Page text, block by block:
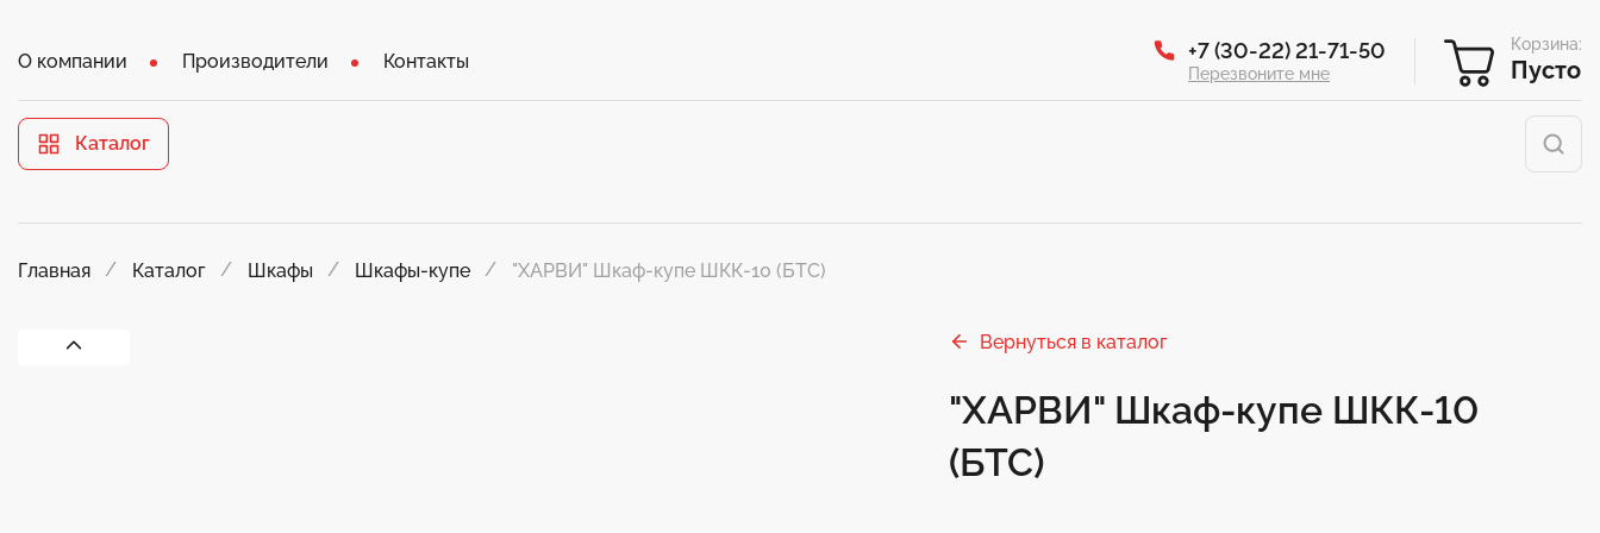
О компании Производители Контакты +7 (30-22) 21-71-50
Перезвоните мне
Корзина:
Пусто
Каталог
Главная Каталог Шкафы Шкафы-купе "ХАРВИ" Шкаф-купе ШКК-10 (БТС)
Вернуться в каталог
"ХАРВИ" Шкаф-купе ШКК-10
(БТС)